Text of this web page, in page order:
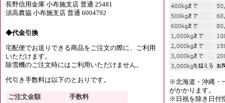
長野信用金庫 小布施支店 普通 25481
須高農協 小布施支店 普通 6004792
◆代金引換
宅配便でお送りできる商品をご注文の際に、ご利用
いただけます。
除雪機のご注文時にはご利用いただけません。
代引き手数料は以下のとおりです。
ご注文金額
手数料
※北海道・沖縄・
がかかります。
※日祝を除き日付